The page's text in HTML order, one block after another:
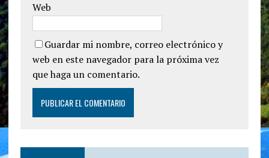
Web
Guardar mi nombre, correo electrónico y
web en este navegador para la próxima vez
que haga un comentario.